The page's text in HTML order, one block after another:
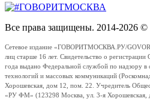
Все права защищены. 2014-2026 ©
Сетевое издание «ГОВОРИТМОСКВА.РУ/
лиц старше 16 лет. Свидетельство о
года выдано Федеральной службой по надзору в
технологий и массовых коммуникаций
Хорошевская, дом 12, пом. 22. Учредитель
«РУ ФМ» (123298 Москва, ул. 3-я Хорошевская,